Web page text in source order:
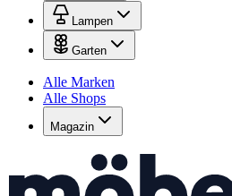
Lampen
Garten
Alle Marken
Alle Shops
Magazin